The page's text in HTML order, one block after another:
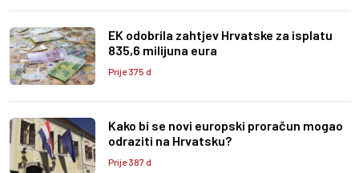
EK odobrila zahtjev Hrvatske za isplatu
835,6 milijuna eura
Prije 375 d
Kako bi se novi europski proračun mogao
odraziti na Hrvatsku?
Prije 387 d